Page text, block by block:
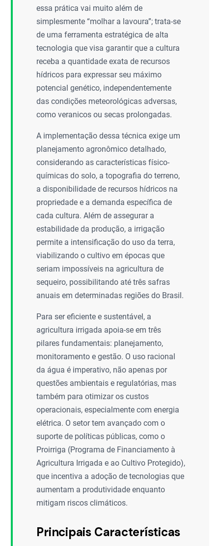
essa prática vai muito além de
simplesmente “molhar a lavoura”; trata-se
de uma ferramenta estratégica de alta
tecnologia que visa garantir que a cultura
receba a quantidade exata de recursos
hídricos para expressar seu máximo
potencial genético, independentemente
das condições meteorológicas adversas,
como veranicos ou secas prolongadas.
A implementação dessa técnica exige um
planejamento agronômico detalhado,
considerando as características físico-
químicas do solo, a topografia do terreno,
a disponibilidade de recursos hídricos na
propriedade e a demanda específica de
cada cultura. Além de assegurar a
estabilidade da produção, a irrigação
permite a intensificação do uso da terra,
viabilizando o cultivo em épocas que
seriam impossíveis na agricultura de
sequeiro, possibilitando até três safras
anuais em determinadas regiões do Brasil.
Para ser eficiente e sustentável, a
agricultura irrigada apoia-se em três
pilares fundamentais: planejamento,
monitoramento e gestão. O uso racional
da água é imperativo, não apenas por
questões ambientais e regulatórias, mas
também para otimizar os custos
operacionais, especialmente com energia
elétrica. O setor tem avançado com o
suporte de políticas públicas, como o
Proirriga (Programa de Financiamento à
Agricultura Irrigada e ao Cultivo Protegido),
que incentiva a adoção de tecnologias que
aumentam a produtividade enquanto
mitigam riscos climáticos.
Principais Características